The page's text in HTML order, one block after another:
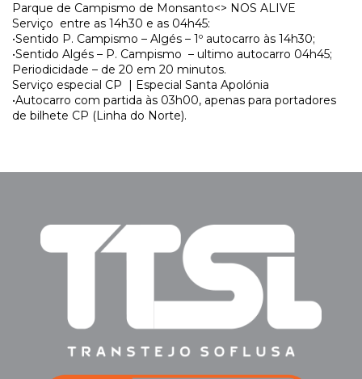
Parque de Campismo de Monsanto<> NOS ALIVE
Serviço entre as 14h30 e as 04h45:
•Sentido P. Campismo – Algés – 1º autocarro às 14h30;
•Sentido Algés – P. Campismo – ultimo autocarro 04h45;
Periodicidade – de 20 em 20 minutos.
Serviço especial CP | Especial Santa Apolónia
•Autocarro com partida às 03h00, apenas para portadores
de bilhete CP (Linha do Norte).